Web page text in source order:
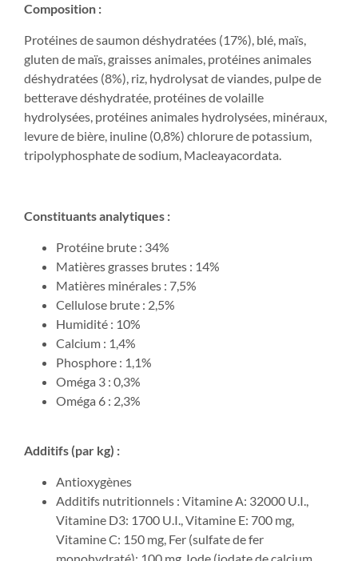
Composition :
Protéines de saumon déshydratées (17%), blé, maïs,
gluten de maïs, graisses animales, protéines animales
déshydratées (8%), riz, hydrolysat de viandes, pulpe de
betterave déshydratée, protéines de volaille
hydrolysées, protéines animales hydrolysées, minéraux,
levure de bière, inuline (0,8%) chlorure de potassium,
tripolyphosphate de sodium, Macleayacordata.
Constituants analytiques :
Protéine brute : 34%
Matières grasses brutes : 14%
Matières minérales : 7,5%
Cellulose brute : 2,5%
Humidité : 10%
Calcium : 1,4%
Phosphore : 1,1%
Oméga 3 : 0,3%
Oméga 6 : 2,3%
Additifs (par kg) :
Antioxygènes
Additifs nutritionnels : Vitamine A: 32000 U.I.,
Vitamine D3: 1700 U.I., Vitamine E: 700 mg,
Vitamine C: 150 mg, Fer (sulfate de fer
monohydraté): 100 mg, Iode (iodate de calcium